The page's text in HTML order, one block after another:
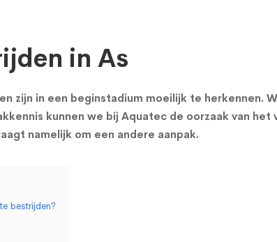
in As
zijn in een beginstadium moeilijk te herkennen.
kunnen we bij Aquatec de oorzaak van
namelijk om een andere aanpak.
bestrijden?